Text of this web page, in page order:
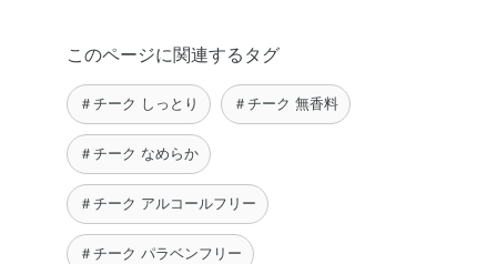
イスカラー♡ 】 …
【チークはマスクから見
える位置に！】 …
ʀɪʀɪʀɪ
:*.ADDICTION THE BLU
…
このページに関連するタグ
＃チーク しっとり ＃チーク 無香料
＃チーク なめらか
＃チーク アルコールフリー
＃チーク パラベンフリー